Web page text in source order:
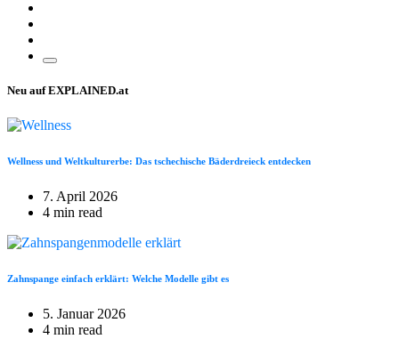
Neu auf EXPLAINED.at
Wellness und Weltkulturerbe: Das tschechische Bäderdreieck entdecken
7. April 2026
4 min read
Zahnspange einfach erklärt: Welche Modelle gibt es
5. Januar 2026
4 min read